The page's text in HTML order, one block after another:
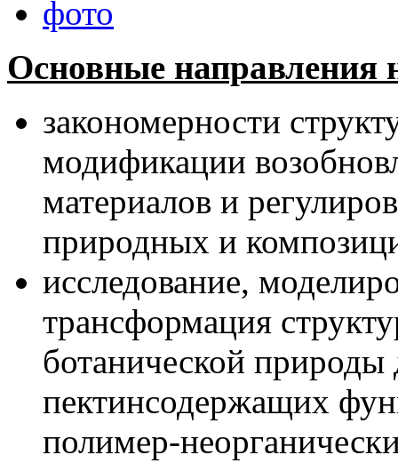
фото
Основные направления
закономерности
модификации
материалов и
природных и
исследование,
трансформация
ботанической природы
пектинсодержащих
полимер-